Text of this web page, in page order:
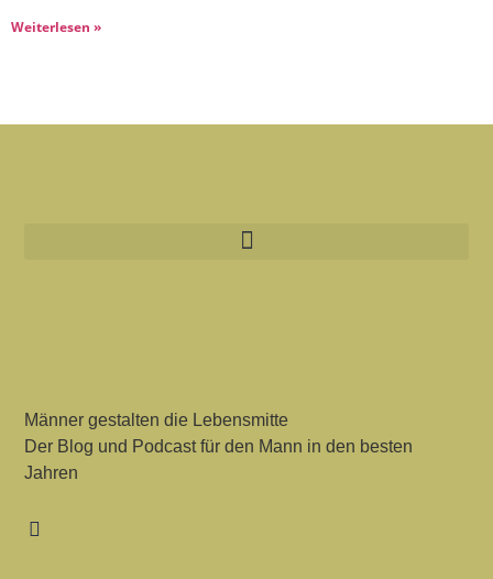
Weiterlesen »
Männer gestalten die Lebensmitte
Der Blog und Podcast für den Mann in den besten
Jahren